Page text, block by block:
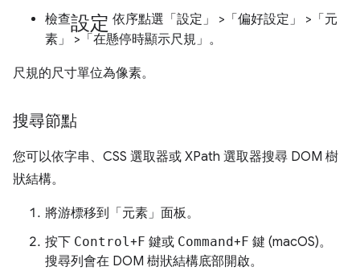
檢查設定 依序點選「設定」 >「偏好設定」
>「元
素」
>「在懸停時顯示尺規」 。
尺規的尺寸單位為像素。
搜尋節點
您可以依字串、CSS 選取器或 XPath 選取器搜尋 DOM 樹
狀結構。
將游標移到「元素」 面板。
按下 Control+ F 鍵或 Command+ F 鍵 (macOS)。
搜尋列會在 DOM 樹狀結構底部開啟。